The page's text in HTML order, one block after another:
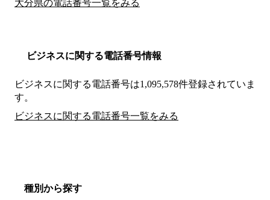
大分県の電話番号一覧をみる
ビジネスに関する電話番号情報
ビジネスに関する電話番号は1,095,578件登録されていま
す。
ビジネスに関する電話番号一覧をみる
種別から探す